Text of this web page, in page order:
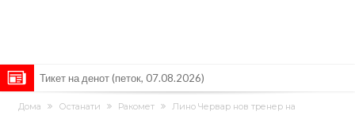
Фиренца во транс од Мастантоно
Продаден резервниот голман на Сити за 50 милиони евра
Дома Останати Ракомет
Лино Червар нов тренер на